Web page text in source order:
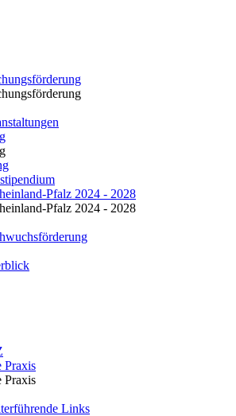
Pfalz 2024 - 2028
Pfalz 2024 - 2028
Praxis
Praxis
Links